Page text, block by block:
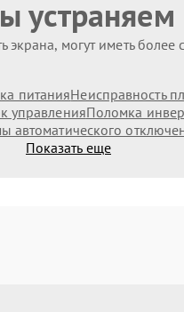
устраняем
могут иметь
питанияНеисправность
управленияПоломка
автоматического
Показать еще